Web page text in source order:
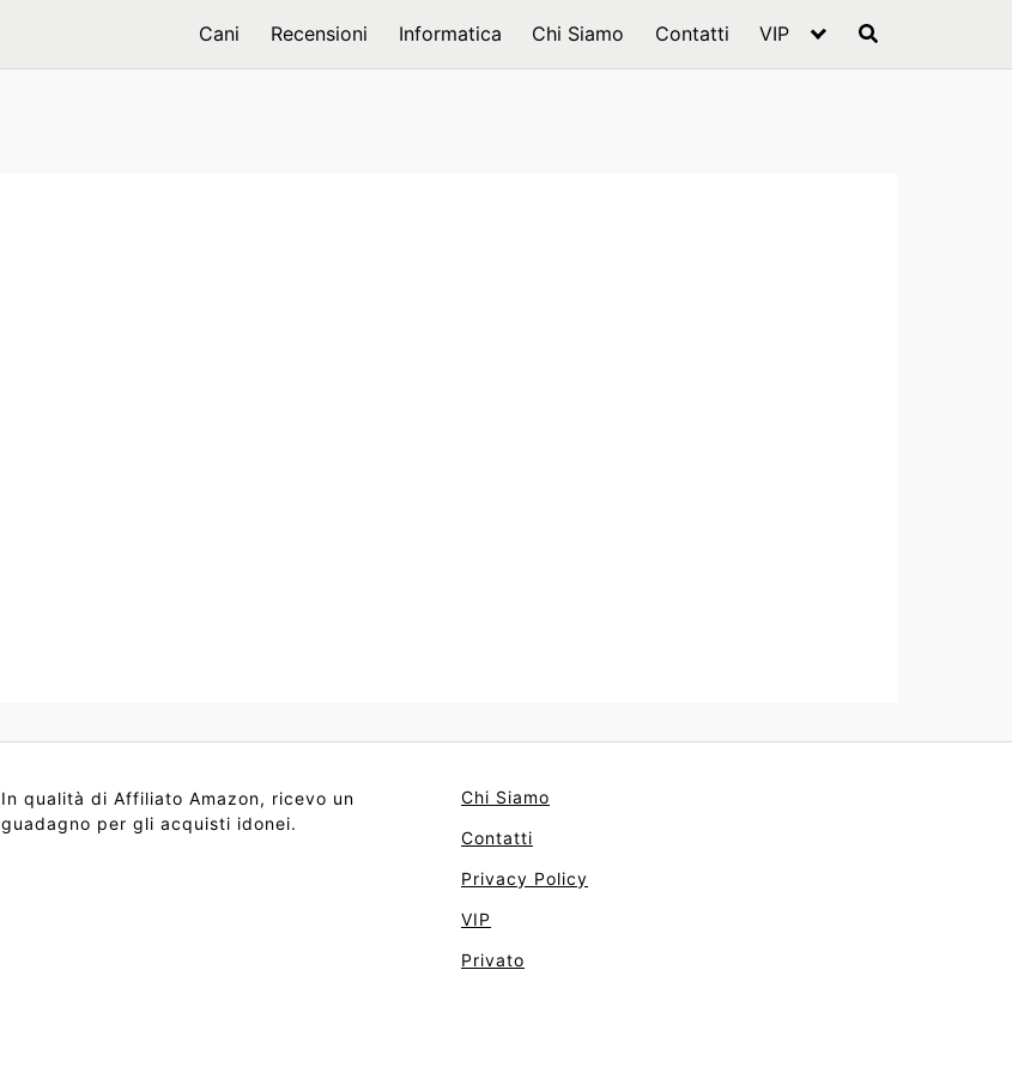
Cani Recensioni Informatica Chi Siamo Contatti VIP
In qualità di Affiliato Amazon, ricevo un
guadagno per gli acquisti idonei.
Chi Siamo
Contatti
Privacy Policy
VIP
Privato